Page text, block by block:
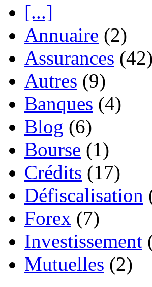
[...]
Annuaire (2)
Assurances (42)
Autres (9)
Banques (4)
Blog (6)
Bourse (1)
Crédits (17)
Défiscalisation
Forex (7)
Investissement
Mutuelles (2)